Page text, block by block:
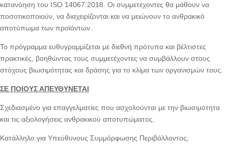
κατανόηση του ISO 14067:2018. Οι συμμετέχοντες θα μάθουν να
ποσοτικοποιούν, να διαχειρίζονται και να μειώνουν το ανθρακικό
αποτύπωμα των προϊόντων.
Το πρόγραμμα ευθυγραμμίζεται με διεθνή πρότυπα και βέλτιστες
πρακτικές, βοηθώντας τους συμμετέχοντες να συμβάλλουν στους
στόχους βιωσιμότητας και δράσης για το κλίμα των οργανισμών τους.
ΣΕ ΠΟΙΟΥΣ ΑΠΕΥΘΥΝΕΤΑΙ
Σχεδιασμένο για επαγγελματίες που ασχολούνται με την βιωσιμότητα
και τις αξιολογήσεις ανθρακικού αποτυπώματος.
Κατάλληλο για Υπεύθυνους Συμμόρφωσης Περιβάλλοντος,